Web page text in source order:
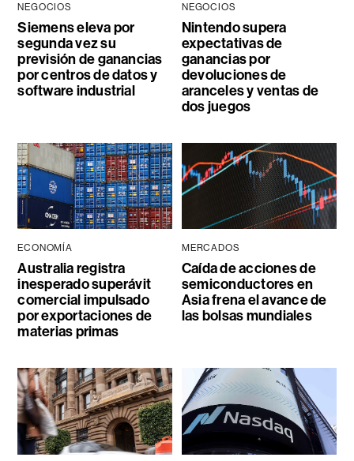
NEGOCIOS
Siemens eleva por
segunda vez su
previsión de ganancias
por centros de datos y
software industrial
NEGOCIOS
Nintendo supera
expectativas de
ganancias por
devoluciones de
aranceles y ventas de
dos juegos
ECONOMÍA
Australia registra
inesperado superávit
comercial impulsado
por exportaciones de
materias primas
MERCADOS
Caída de acciones de
semiconductores en
Asia frena el avance de
las bolsas mundiales